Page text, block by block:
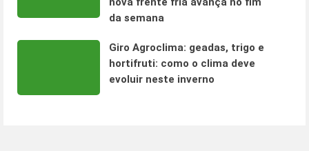
da semana
Giro Agroclima: geadas, trigo e
hortifruti: como o clima deve
evoluir neste inverno